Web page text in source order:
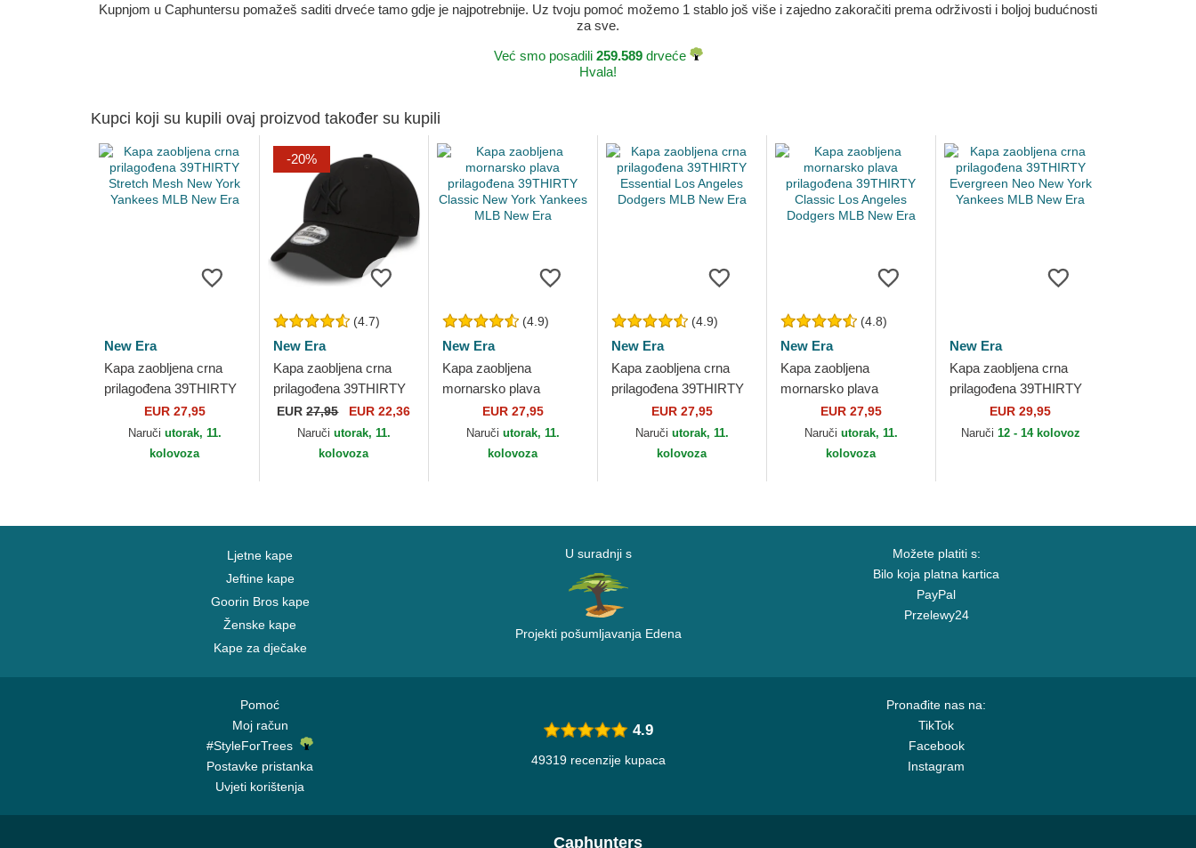
Kupnjom u Caphuntersu pomažeš saditi drveće tamo gdje je najpotrebnije. Uz tvoju pomoć možemo 1 stablo još više i zajedno zakoračiti prema održivosti i boljoj budućnosti
za sve.
Već smo posadili 259.589drveće
Hvala!
Kupci koji su kupili ovaj proizvod također su kupili
New Era
Kapa zaobljena crna
prilagođena 39THIRTY
Stretch Mesh New York
Yankees MLB New Era
EUR 27,95
Naruči utorak, 11.
kolovoza
-20%
(4.7)
New Era
Kapa zaobljena crna
prilagođena 39THIRTY
Classic New York
Yankees MLB New Era
EUR27,95 EUR 22,36
Naruči utorak, 11.
kolovoza
(4.9)
New Era
Kapa zaobljena
mornarsko plava
prilagođena 39THIRTY
Classic New York
Yankees MLB New Era
EUR 27,95
Naruči utorak, 11.
kolovoza
(4.9)
New Era
Kapa zaobljena crna
prilagođena 39THIRTY
Essential Los Angeles
Dodgers MLB New Era
EUR 27,95
Naruči utorak, 11.
kolovoza
(4.8)
New Era
Kapa zaobljena
mornarsko plava
prilagođena 39THIRTY
Classic Los Angeles
Dodgers MLB New Era
EUR 27,95
Naruči utorak, 11.
kolovoza
New Era
Kapa zaobljena crna
prilagođena 39THIRTY
Evergreen Neo New
York Yankees MLB New
EUR 29,95
Naruči 12 - 14 kolovoz
Ljetne kape
Jeftine kape
Goorin Bros kape
Ženske kape
Kape za dječake
U suradnji s
Projekti pošumljavanja Edena
Možete platiti s:
Bilo koja platna kartica
PayPal
Przelewy24
Pomoć
Moj račun
#StyleForTrees
Postavke pristanka
Uvjeti korištenja
Pronađite nas na:
TikTok
Facebook
Instagram
4.9
49319 recenzije kupaca
Caphunters